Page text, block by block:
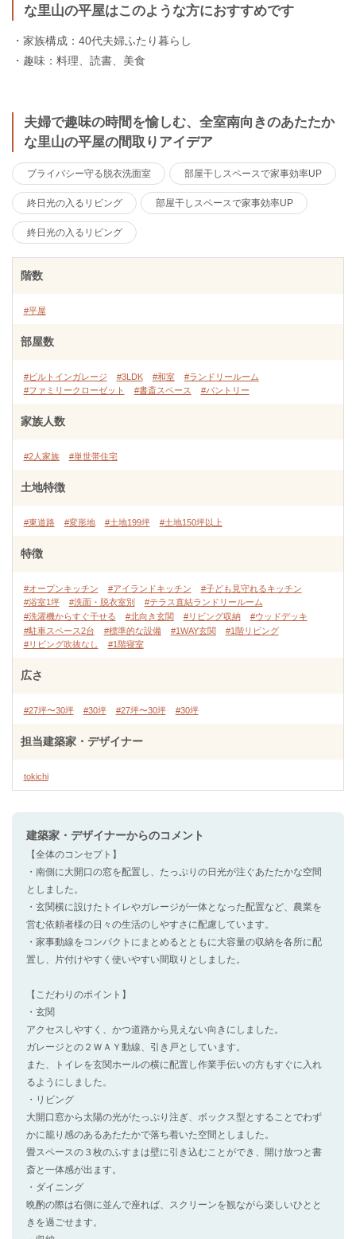
な里山の平屋はこのような方におすすめです
・家族構成：40代夫婦ふたり暮らし
・趣味：料理、読書、美食
夫婦で趣味の時間を愉しむ、全室南向きのあたたか
な里山の平屋の間取りアイデア
プライバシー守る脱衣洗面室 部屋干しスペースで家事効率UP
終日光の入るリビング 部屋干しスペースで家事効率UP
終日光の入るリビング
階数
#平屋
部屋数
#ビルトインガレージ #3LDK #和室
#ランドリールーム
#ファミリークローゼット
#書斎スペース #パントリー
家族人数
#2人家族 #単世帯住宅
土地特徴
#東道路 #変形地 #土地199坪 #土地150坪以上
特徴
#オープンキッチン #アイランドキッチン
#子ども見守れるキッチン
#浴室1坪
#洗面・脱衣室別
#テラス直結ランドリールーム
#洗濯機からすぐ干せる
#北向き玄関 #リビング収納
#ウッドデッキ
#駐車スペース2台
#標準的な設備 #1WAY玄関
#1階リビング
#リビング吹抜なし
#1階寝室
広さ
#27坪〜30坪 #30坪 #27坪〜30坪 #30坪
担当建築家・デザイナー
tokichi
建築家・デザイナーからのコメント
【全体のコンセプト】
・南側に大開口の窓を配置し、たっぷりの日光が注ぐあたたかな空間
としました。
・玄関横に設けたトイレやガレージが一体となった配置など、農業を
営む依頼者様の日々の生活のしやすさに配慮しています。
・家事動線をコンパクトにまとめるとともに大容量の収納を各所に配
置し、片付けやすく使いやすい間取りとしました。
【こだわりのポイント】
・玄関
アクセスしやすく、かつ道路から見えない向きにしました。
ガレージとの２ＷＡＹ動線、引き戸としています。
また、トイレを玄関ホールの横に配置し作業手伝いの方もすぐに入れ
るようにしました。
・リビング
大開口窓から太陽の光がたっぷり注ぎ、ボックス型とすることでわず
かに籠り感のあるあたたかで落ち着いた空間としました。
畳スペースの３枚のふすまは壁に引き込むことができ、開け放つと書
斎と一体感が出ます。
・ダイニング
晩酌の際は右側に並んで座れば、スクリーンを観ながら楽しいひとと
きを過ごせます。